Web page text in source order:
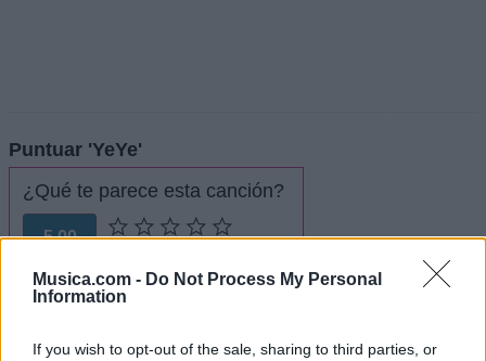
Musica.com - Do Not Process My Personal
Information
If you wish to opt-out of the sale, sharing to third parties, or
Puntuar 'YeYe'
¿Qué te parece esta canción?
5,00
* Letra añadida porTlfricoTew110